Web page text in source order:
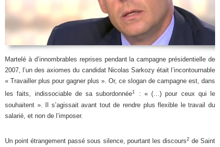
Martelé à d’innombrables reprises pendant la campagne présidentielle de
2007, l’un des axiomes du candidat Nicolas Sarkozy était l’incontournable
« Travailler plus pour gagner plus ». Or, ce slogan de campagne est, dans
les faits, indissociable de sa subordonnée1
: « (…) pour ceux qui le
souhaitent ». Il s’agissait avant tout de rendre plus flexible le travail du
salarié, et non de l’imposer.
Un point étrangement passé sous silence, pourtant les discours2 de Saint